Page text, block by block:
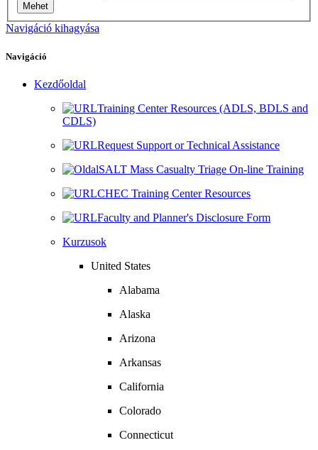
Mehet
Navigáció kihagyása
Navigáció
Kezdőoldal
Training Center Resources (ADLS, BDLS and
CDLS)
Request Support or Technical Assistance
SALT Mass Casualty Triage On-line Training
CHEC Training Center Resources
Faculty and Planner's Disclosure Form
Kurzusok
United States
Alabama
Alaska
Arizona
Arkansas
California
Colorado
Connecticut